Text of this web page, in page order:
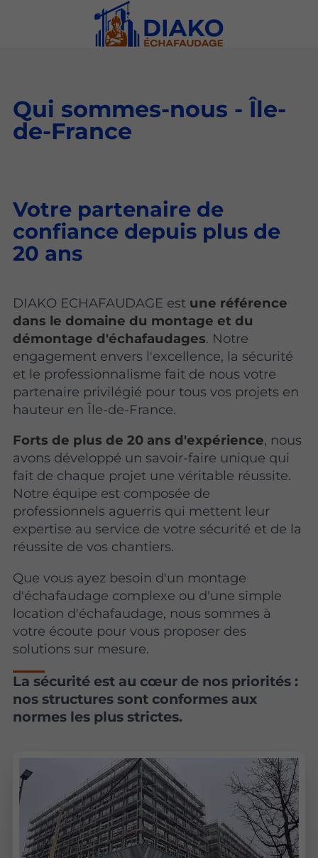
Qui sommes-nous - Île-
de-France
Votre partenaire de
confiance depuis plus de
20 ans
DIAKO ECHAFAUDAGE est une référence
dans le domaine du montage et du
démontage d'échafaudages. Notre
engagement envers l'excellence, la sécurité
et le professionnalisme fait de nous votre
partenaire privilégié pour tous vos projets en
hauteur en Île-de-France.
Forts de plus de 20 ans d'expérience, nous
avons développé un savoir-faire unique qui
fait de chaque projet une véritable réussite.
Notre équipe est composée de
professionnels aguerris qui mettent leur
expertise au service de votre sécurité et de la
réussite de vos chantiers.
Que vous ayez besoin d'un montage
d'échafaudage complexe ou d'une simple
location d'échafaudage, nous sommes à
votre écoute pour vous proposer des
solutions sur mesure.
La sécurité est au cœur de nos priorités :
nos structures sont conformes aux
normes les plus strictes.